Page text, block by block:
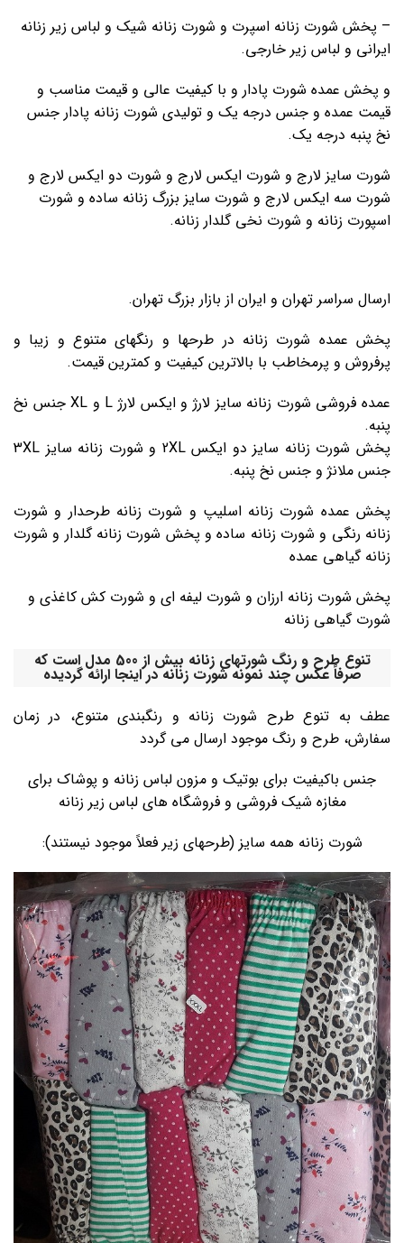
– پخش شورت زنانه اسپرت و شورت زنانه شیک و لباس زیر زنانه
ایرانی و لباس زیر خارجی.
و پخش عمده شورت پادار و با کیفیت عالی و قیمت مناسب و
قیمت عمده و جنس درجه یک و تولیدی شورت زنانه پادار جنس
نخ پنبه درجه یک.
شورت سایز لارج و شورت ایکس لارج و شورت دو ایکس لارج و
شورت سه ایکس لارج و شورت سایز بزرگ زنانه ساده و شورت
اسپورت زنانه و شورت نخی گلدار زنانه.
ارسال سراسر تهران و ایران از بازار بزرگ تهران.
پخش عمده شورت زنانه در طرحها و رنگهای متنوع و زیبا و
پرفروش و پرمخاطب با بالاترین کیفیت و کمترین قیمت.
عمده فروشی شورت زنانه سایز لارژ و ایکس لارژ L و XL جنس نخ
پنبه.
پخش شورت زنانه سایز دو ایکس 2XL و شورت زنانه سایز 3XL
جنس ملانژ و جنس نخ پنبه.
پخش عمده شورت زنانه اسلیپ و شورت زنانه طرحدار و شورت
زنانه رنگی و شورت زنانه ساده و پخش شورت زنانه گلدار و شورت
زنانه گیاهی عمده
پخش شورت زنانه ارزان و شورت لیفه ای و شورت کش کاغذی و
شورت گیاهی زنانه
تنوع طرح و رنگ شورتهای زنانه بیش از 500 مدل است که
صرفاً عکس چند نمونه شورت زنانه در اینجا ارائه گردیده
عطف به تنوع طرح شورت زنانه و رنگبندی متنوع، در زمان
سفارش، طرح و رنگ موجود ارسال می گردد
جنس باکیفیت برای بوتیک و مزون لباس زنانه و پوشاک برای
مغازه شیک فروشی و فروشگاه های لباس زیر زنانه
شورت زنانه همه سایز (طرحهای زیر فعلاً موجود نیستند):